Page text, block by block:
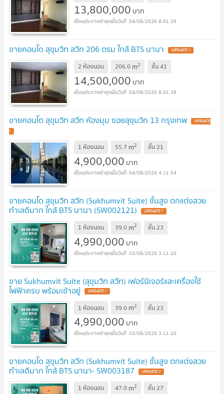
13,800,000 บาท
04/08/2026 8:01:39
ขายคอนโด สุขุมวิท สวิท 206 ตรม ใกล้ BTS นานา UPDATE !
2 ห้องนอน 206.0 m2 ชั้น41
14,500,000 บาท
04/08/2026 8:01:38
ขายคอนโด สุขุมวิท สวีท ห้องมุม ซอยสุขุมวิท 13 กรุงเทพ UPDATE
!
1 ห้องนอน 55.7 m2 ชั้น21
4,900,000 บาท
04/08/2026 4:11:54
ขายคอนโด สุขุมวิท สวีท (Sukhumvit Suite) ชั้นสูง ตกแต่งสวย
ทำเลดีมาก ใกล้ BTS นานา (SW002121) UPDATE !
1 ห้องนอน 39.0 m2 ชั้น23
4,990,000 บาท
02/08/2026 3:11:10
ขาย Sukhumvit Suite (สุขุมวิท สวีท) เฟอร์นิเจอร์และเครื่องใช้
ไฟฟ้าครบ พร้อมเข้าอยู่ UPDATE !
1 ห้องนอน 39.0 m2 ชั้น23
4,990,000 บาท
02/08/2026 3:11:10
ขายคอนโด สุขุมวิท สวีท (Sukhumvit Suite) ชั้นสูง ตกแต่งสวย
ทำเลดีมาก ใกล้ BTS นานา- SW003187 UPDATE !
1 ห้องนอน 47.0 m2 ชั้น27